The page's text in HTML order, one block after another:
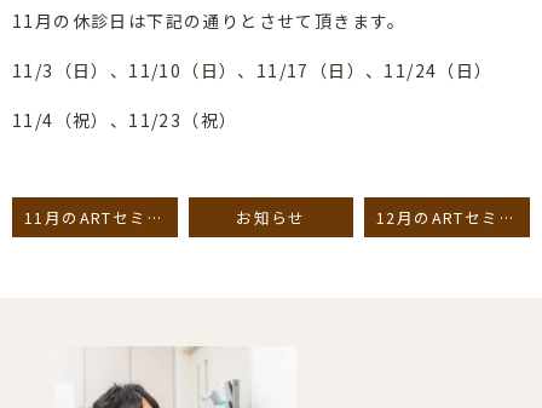
11月の休診日は下記の通りとさせて頂きます。
11/3（日）、11/10（日）、11/17（日）、11/24（日）
11/4（祝）、11/23（祝）
11月のARTセミナーについて お知らせ 12月のARTセミナーのお知らせ